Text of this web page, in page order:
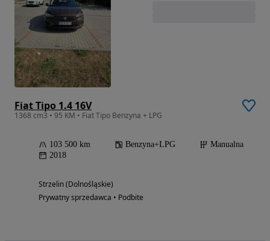
Fiat Tipo 1.4 16V
1368 cm3 • 95 KM • Fiat Tipo Benzyna + LPG
103 500 km Benzyna+LPG
Manualna
2018
Strzelin (Dolnośląskie)
Prywatny sprzedawca • Podbite